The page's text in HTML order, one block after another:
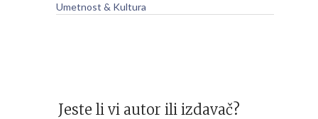
Umetnost & Kultura
Jeste li vi autor ili izdavač?